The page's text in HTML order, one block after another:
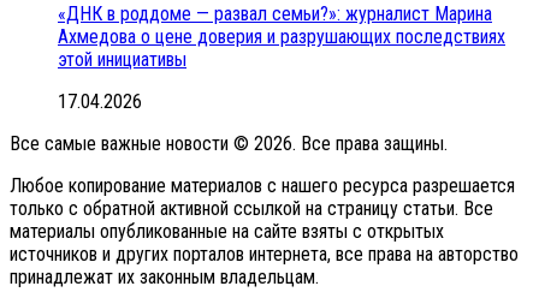
«ДНК в роддоме — развал семьи?»: журналист Марина
Ахмедова о цене доверия и разрушающих последствиях
этой инициативы
17.04.2026
Все самые важные новости © 2026. Все права защины.
Любое копирование материалов с нашего ресурса разрешается
только с обратной активной ссылкой на страницу статьи. Все
материалы опубликованные на сайте взяты с открытых
источников и других порталов интернета, все права на авторство
принадлежат их законным владельцам.